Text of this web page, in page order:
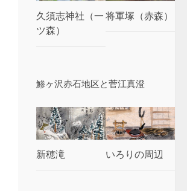
久須志神社（一
ツ森）
将軍塚（赤森）
鯵ヶ沢赤石地区と菅江真澄
新穂滝 いろりの周辺